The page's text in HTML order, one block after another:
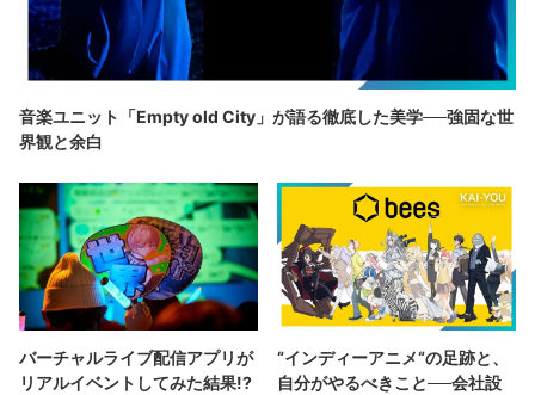
音楽ユニット「Empty old City」が語る徹底した美学──強固な世
界観と余白
バーチャルライブ配信アプリが
リアルイベントしてみた結果!?
“インディーアニメ“の足跡と、
自分がやるべきこと──会社設